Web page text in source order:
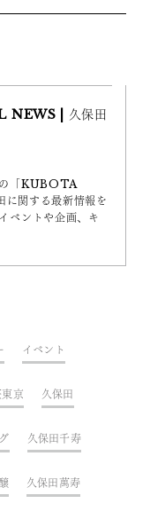
NEWS | 久保田
の「KUBOTA
関する最新情報を
ベントや企画、キ
イベント
京 久保田
久保田千寿
久保田萬寿